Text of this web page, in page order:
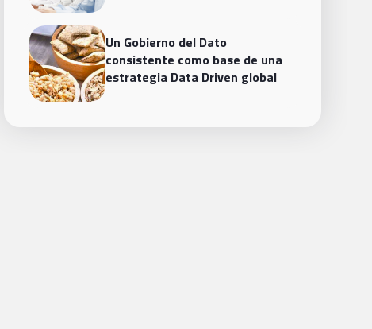
Un Gobierno del Dato
consistente como base de una
estrategia Data Driven global